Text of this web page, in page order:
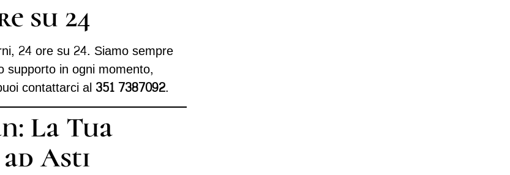
su 24
24 ore su 24. Siamo sempre
in ogni momento,
contattarci al351 7387092.
La Tua
Asti